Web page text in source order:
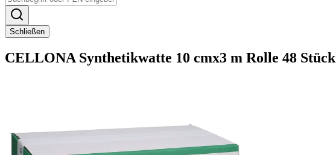
Schließen
CELLONA Synthetikwatte 10 cmx3 m Rolle 48 Stück